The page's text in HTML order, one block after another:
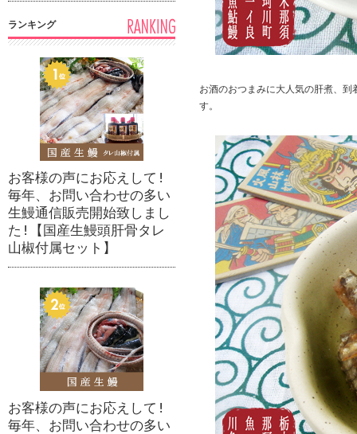
お酒のおつまみに大人気の肝煮、
す。
ランキング
お客様の声にお応えして!
毎年、お問い合わせの多い
生鰻通信販売開始致しまし
た!【国産生鰻頭肝骨タレ
山椒付属セット】
お客様の声にお応えして!
毎年、お問い合わせの多い